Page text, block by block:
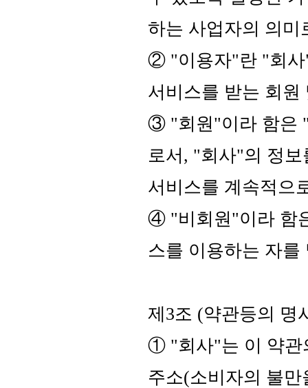
하는 사업자의 의미
② "이용자"란 "회사
서비스를 받는 회원
③ "회원"이라 함은
로서, "회사"의 정
서비스를 계속적으
④ "비회원"이라 함
스를 이용하는 자를
제3조 (약관등의 명
① "회사"는 이 약관
주소(소비자의 불